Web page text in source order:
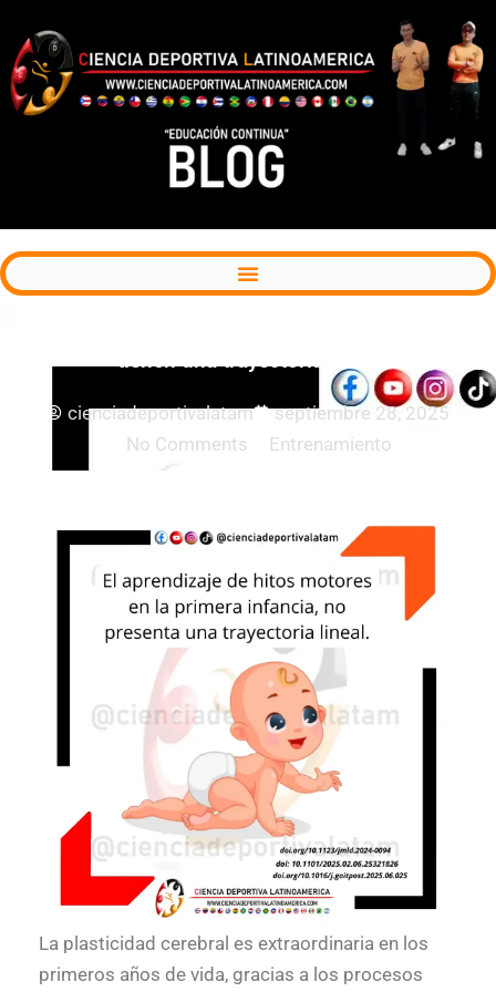
tienen una trayectoria lineal
cienciadeportivalatam
septiembre 28, 2025
No Comments
Entrenamiento
La plasticidad cerebral es extraordinaria en los
primeros años de vida, gracias a los procesos